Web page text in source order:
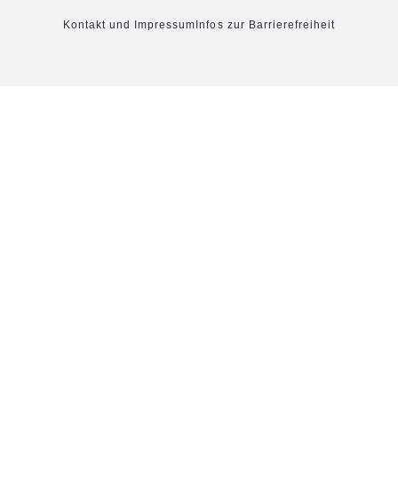
Kontakt und Impressum Infos zur Barrierefreiheit